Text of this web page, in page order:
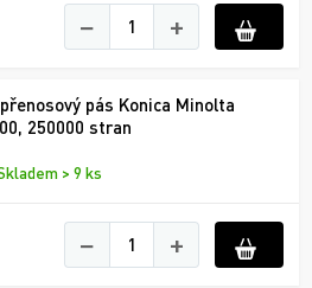
− +
pás Konica Minolta
250000 stran
> 9 ks
− +